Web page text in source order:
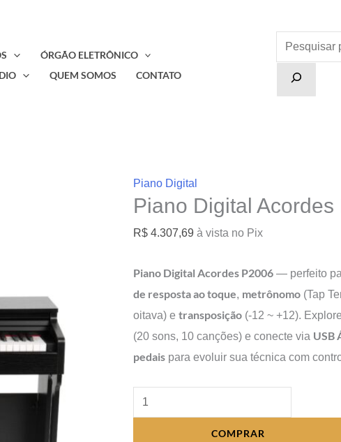
ÓRGÃO ELETRÔNICO
QUEM SOMOS CONTATO
Pesquisa
Piano Digital
Piano Digital Acordes
R$ 4.307,69 à vista no Pix
Piano Digital Acordes P2006 — perfeito
de resposta ao toque, metrônomo (Tap
oitava) etransposição (-12 ~ +12). Explore
(20 sons, 10 canções) e conecte via USB
pedais para evoluir sua técnica com
Piano
Digital
COMPRAR